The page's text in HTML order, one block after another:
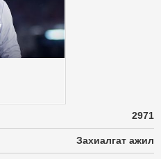
2971
Захиалгат ажил